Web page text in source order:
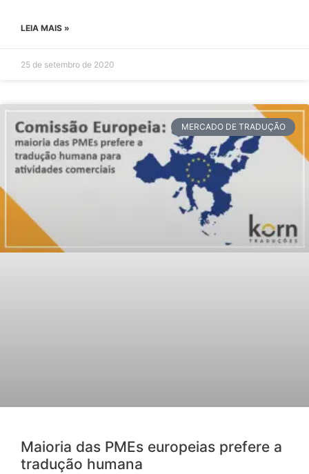
LEIA MAIS »
25 de setembro de 2020
MERCADO DE TRADUÇÃO
Maioria das PMEs europeias prefere a
tradução humana